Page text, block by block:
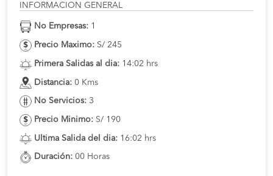
INFORMACION GENERAL
No Empresas: 1
Precio Maximo: S/ 245
Primera Salidas al dia: 14:02 hrs
Distancia: 0 Kms
No Servicios: 3
Precio Minimo: S/ 190
Ultima Salida del dia: 16:02 hrs
Duración: 00 Horas